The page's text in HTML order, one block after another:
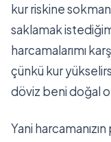
kur riskine
saklamak
harcamalarımı
çünkü kur
döviz beni doğal
Yani